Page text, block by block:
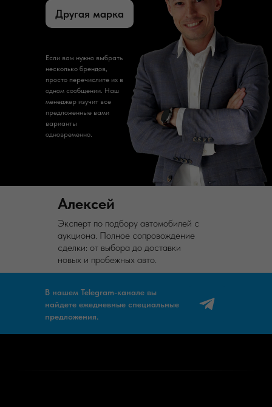
Эксперт по подбору автомобилей с
аукциона. Полное сопровождение
сделки: от выбора до доставки
новых и пробежных авто.
Алексей
Другая марка
В нашем Telegram-канале вы
найдете ежедневные специальные
предложения.
Если вам нужно выбрать
несколько брендов,
просто перечислите их в
одном сообщении. Наш
менеджер изучит все
предложенные вами
варианты
одновременно.